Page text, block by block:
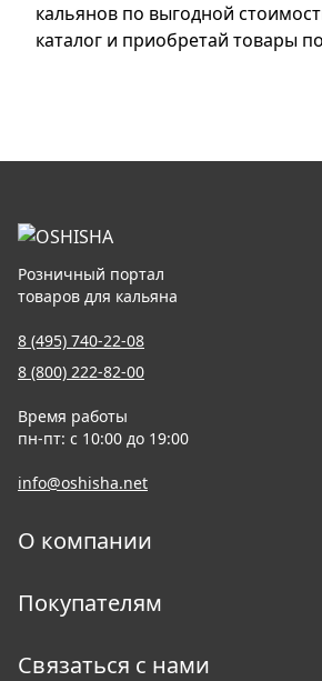
кальянов по выгодной
каталог и приобретай товары
Розничный портал
товаров для кальяна
8 (495) 740-22-08
8 (800) 222-82-00
Время работы
пн-пт: с 10:00 до 19:00
info@oshisha.net
О компании
Покупателям
Связаться с нами